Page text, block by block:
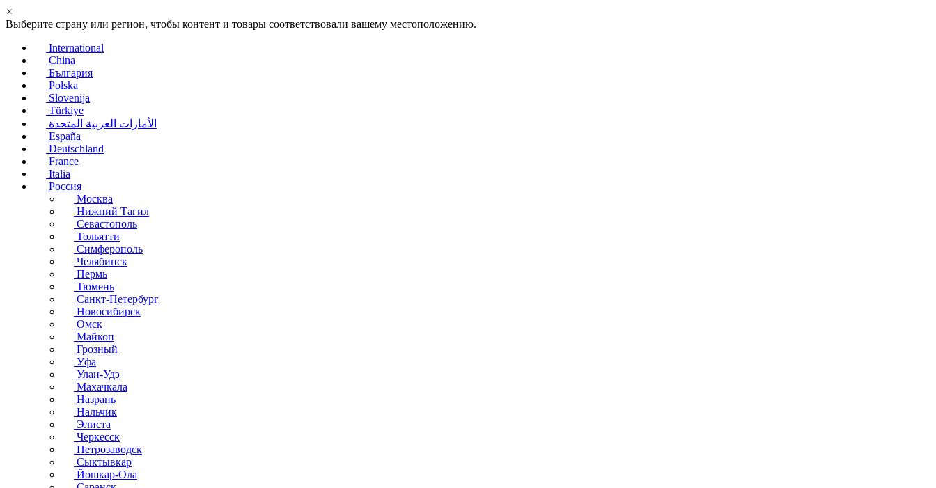
×
Выберите страну или регион, чтобы контент и товары соответствовали вашему местоположению.
International
China
България
Polska
Slovenija
Türkiye
الأمارات العربية المتحدة
España
Deutschland
France
Italia
Россия
Москва
Нижний Тагил
Севастополь
Тольятти
Симферополь
Челябинск
Пермь
Тюмень
Санкт-Петербург
Новосибирск
Омск
Майкоп
Грозный
Уфа
Улан-Удэ
Махачкала
Назрань
Нальчик
Элиста
Черкесск
Петрозаводск
Сыктывкар
Йошкар-Ола